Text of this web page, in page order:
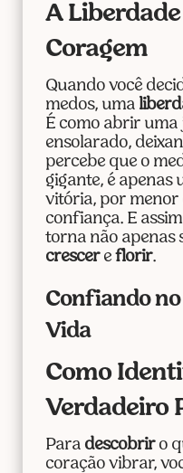
A
Coragem
Quando você
medos, uma
É como abrir uma
ensolarado,
percebe que o
gigante, é apenas
vitória, por menor
confiança. E
torna não apenas
crescere florir.
Confiando
Vida
Como
Verdadeiro
Para descobriro
coração vibrar,